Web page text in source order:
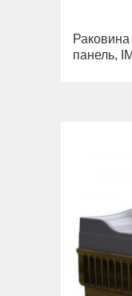
панель,